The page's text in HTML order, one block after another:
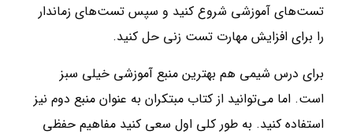
تست‌های آموزشی شروع کنید و سپس تست‌های زماندار
را برای افزایش مهارت تست زنی حل کنید.
برای درس شیمی هم بهترین منبع آموزشی خیلی سبز
است. اما می‌توانید از کتاب مبتکران به عنوان منبع دوم نیز
استفاده کنید. به طور کلی اول سعی کنید مفاهیم حفظی